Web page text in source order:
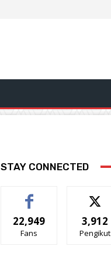
STAY CONNECTED
22,949
Fans
3,912
Pengikut